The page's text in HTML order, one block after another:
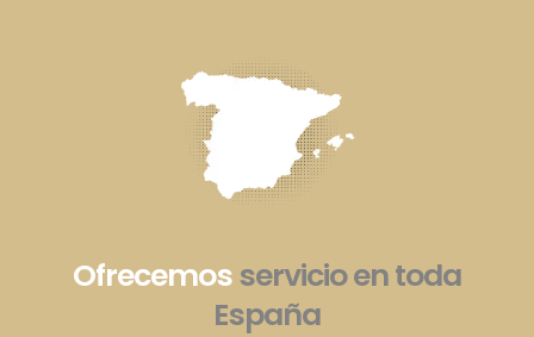
Ofrecemosservicio en toda
España